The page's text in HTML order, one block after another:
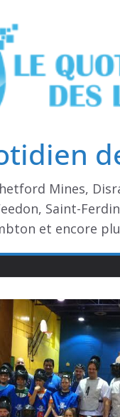
Mines,
Saint-
et encore